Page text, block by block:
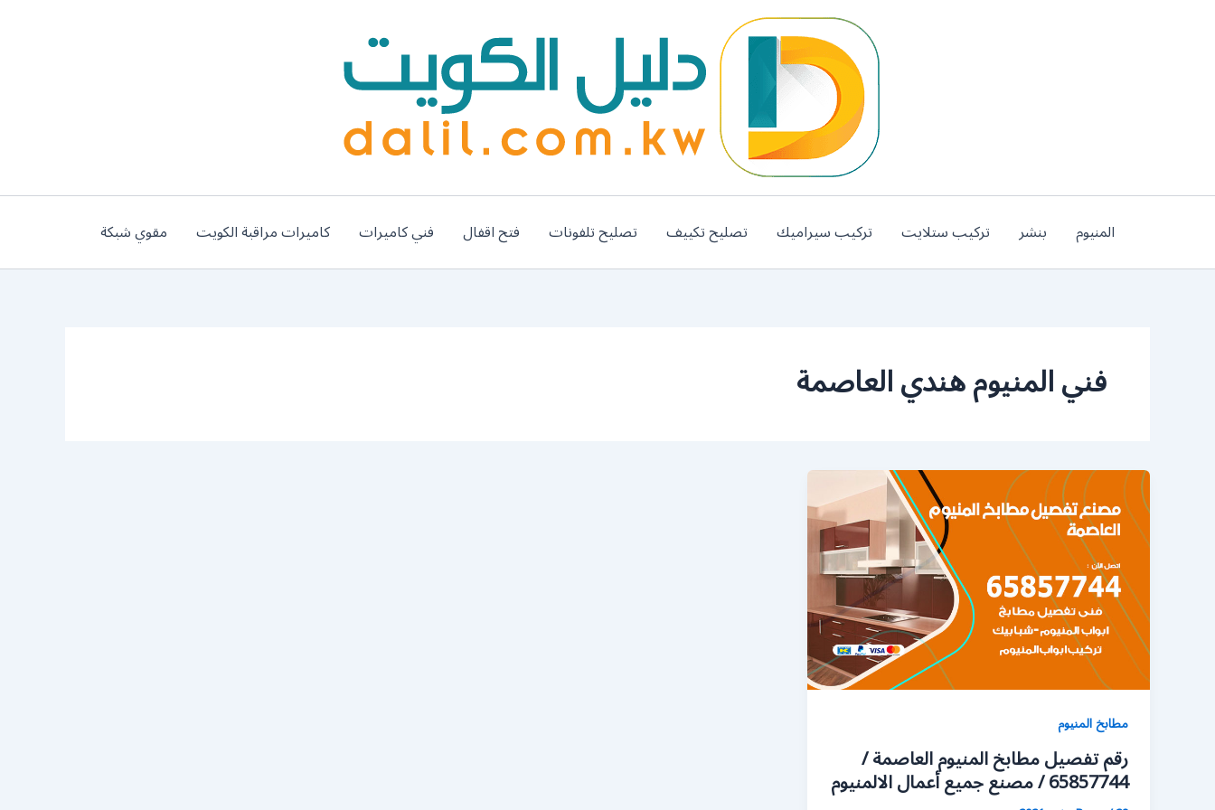
المنيوم بنشر تركيب ستلايت تركيب سيراميك تصليح تكييف تصليح تلفونات فتح اقفال فني كاميرات كاميرات مراقبة الكويت مقوي شبكة
فني المنيوم هندي العاصمة
مطابخ المنيوم
رقم تفصيل مطابخ المنيوم العاصمة /
65857744 / مصنع جميع أعمال الالمنيوم